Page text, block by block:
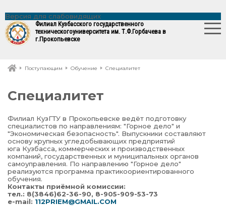
Версия для слабовидящих
Филиал Кузбасского государственного
техническогоуниверситета им. Т.Ф.Горбачева в
г.Прокопьевске
Поступающим Обучение Специалитет
Специалитет
Филиал КузГТУ в Прокопьевске ведёт подготовку
специалистов по направлениям: "Горное дело" и
"Экономическая безопасность". Выпускники составляют
основу крупных угледобывающих предприятий
юга Кузбасса, коммерческих и производственных
компаний, государственных и муниципальных органов
самоуправления. По направлению "Горное дело"
реализуются программа практикоориентированного
обучения.
Контакты приёмной комиссии:
тел.: 8(3846)62-36-90, 8-905-909-53-73
e-mail: 112PRIEM@GMAIL.COM